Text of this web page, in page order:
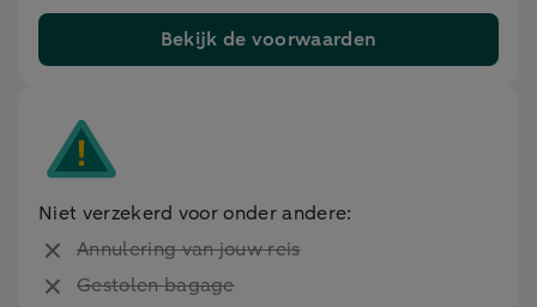
Bekijk de voorwaarden
Niet verzekerd voor onder andere:
Annulering van jouw reis
Gestolen bagage